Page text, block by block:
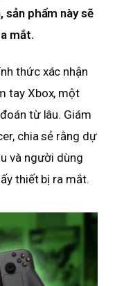
sản phẩm này sẽ
mắt.
thức xác nhận
tay Xbox, một
từ lâu. Giám
chia sẻ rằng dự
và người dùng
thiết bị ra mắt.